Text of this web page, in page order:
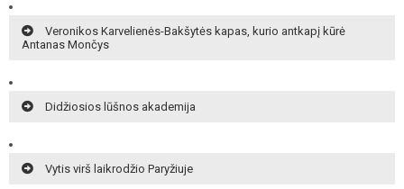
Veronikos Karvelienės-Bakšytės kapas, kurio antkapį kūrė
Antanas Mončys
Didžiosios lūšnos akademija
Vytis virš laikrodžio Paryžiuje